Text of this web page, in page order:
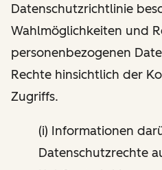
Datenschutzrichtlinie
Wahlmöglichkeiten und
personenbezogenen
Rechte hinsichtlich der
Zugriffs.
(i) Informationen
Datenschutzrechte